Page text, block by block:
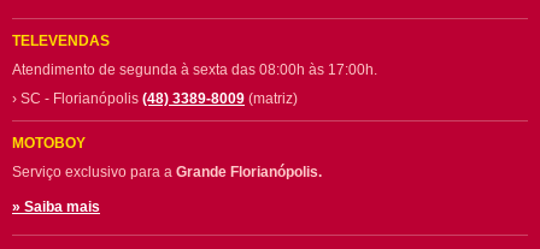
TELEVENDAS
Atendimento de segunda à sexta das 08:00h às 17:00h.
› SC - Florianópolis (48) 3389-8009 (matriz)
MOTOBOY
Serviço exclusivo para a Grande Florianópolis.
» Saiba mais